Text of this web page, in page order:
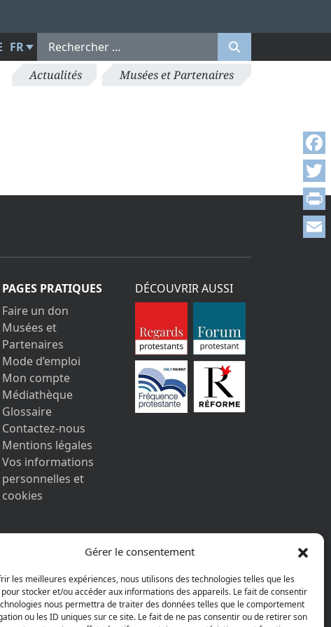
Gérer le consentement
les meilleures expériences, nous utilisons des technologies telles que les
stocker et/ou accéder aux informations des appareils. Le fait de consentir
nous permettra de traiter des données telles que le comportement
ou les ID uniques sur ce site. Le fait de ne pas consentir ou de retirer son
FR
Actualités Musées et Partenaires
PAGES PRATIQUES
Faire un don
Musées et
Partenaires
Mode d’emploi
Mon compte
Médiathèque
Glossaire
Contactez-nous
Mentions légales
Vos informations
personnelles et
cookies
DÉCOUVRIR AUSSI
AGGELOS
Print